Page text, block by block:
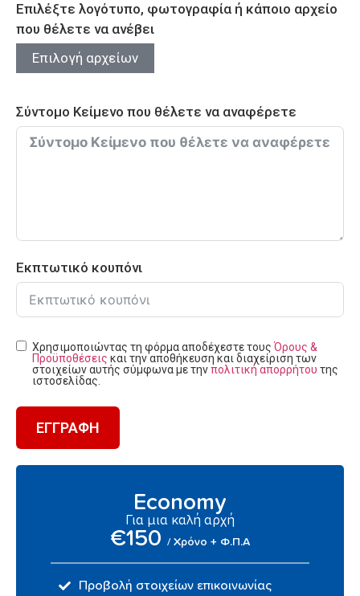
Επιλέξτε λογότυπο, φωτoγραφία ή κάποιο αρχείο
που θέλετε να ανέβει
Επιλογή αρχείων
Σύντομο Κείμενο που θέλετε να αναφέρετε
Εκπτωτικό κουπόνι
Χρησιμοποιώντας τη φόρμα αποδέχεστε τους Όρους &
Προϋποθέσεις και την αποθήκευση και διαχείριση των
στοιχείων αυτής σύμφωνα με τηνπολιτική απορρήτου της
ιστοσελίδας.
ΕΓΓΡΑΦΗ
Economy
Για μια καλή αρχή
€150 / Χρόνο + Φ.Π.Α
Προβολή στοιχείων επικοινωνίας